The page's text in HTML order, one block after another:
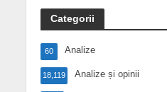
Categorii
Analize
60
Analize și opinii
18,119